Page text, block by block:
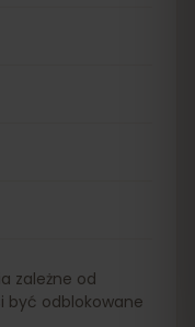
zależne od
być odblokowane